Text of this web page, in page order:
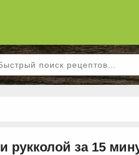
рукколой за 15